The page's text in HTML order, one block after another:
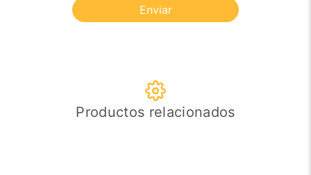
Enviar
Productos relacionados